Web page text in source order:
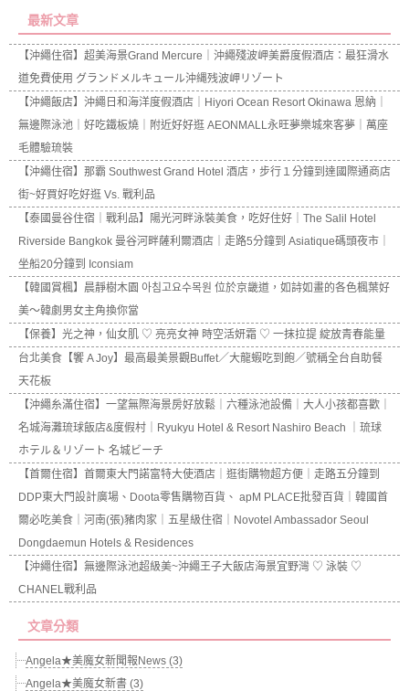
最新文章
【沖繩住宿】超美海景Grand Mercure｜沖繩殘波岬美爵度假酒店：最狂滑水
道免費使用 グランドメルキュール沖縄残波岬リゾート
【沖繩飯店】沖繩日和海洋度假酒店｜Hiyori Ocean Resort Okinawa 恩納｜
無邊際泳池｜好吃鐵板燒｜附近好好逛 AEONMALL永旺夢樂城來客夢｜萬座
毛體驗琉裝
【沖繩住宿】那霸 Southwest Grand Hotel 酒店，步行１分鐘到達國際通商店
街~好買好吃好逛 Vs. 戰利品
【泰國曼谷住宿｜戰利品】陽光河畔泳裝美食，吃好住好｜The Salil Hotel
Riverside Bangkok 曼谷河畔薩利爾酒店｜走路5分鐘到 Asiatique碼頭夜市｜
坐船20分鐘到 Iconsiam
【韓國賞楓】晨靜樹木園 아침고요수목원 位於京畿道，如詩如畫的各色楓葉好
美～韓劇男女主角換你當
【保養】光之神，仙女肌 ♡ 亮亮女神 時空活妍霜 ♡ 一抹拉提 綻放青春能量
台北美食【饗 A Joy】最高最美景觀Buffet／大龍蝦吃到飽／號稱全台自助餐
天花板
【沖繩糸滿住宿】一望無際海景房好放鬆｜六種泳池設備｜大人小孩都喜歡｜
名城海灘琉球飯店&度假村｜Ryukyu Hotel & Resort Nashiro Beach ｜琉球
ホテル＆リゾート 名城ビーチ
【首爾住宿】首爾東大門諾富特大使酒店｜逛街購物超方便｜走路五分鐘到
DDP東大門設計廣場、Doota零售購物百貨、 apM PLACE批發百貨｜韓國首
爾必吃美食｜河南(張)豬肉家｜五星級住宿｜Novotel Ambassador Seoul
Dongdaemun Hotels & Residences
【沖繩住宿】無邊際泳池超級美~沖繩王子大飯店海景宜野灣 ♡ 泳裝 ♡
CHANEL戰利品
文章分類
Angela★美魔女新聞報News (3)
Angela★美魔女新書 (3)